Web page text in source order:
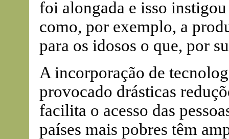
foi alongada e isso
como, por exemplo, a
para os idosos o que, por
A incorporação de
provocado drásticas
facilita o acesso das
países mais pobres têm